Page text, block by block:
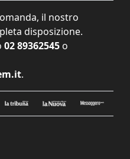
il nostro
disposizione.
02 89362545 o
.